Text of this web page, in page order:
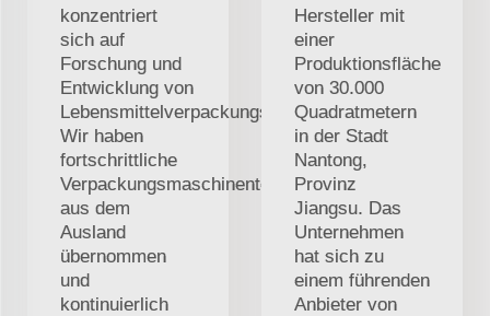
konzentriert
sich auf
Forschung und
Entwicklung von
Lebensmittelverpackungsmaschinen.
Wir haben
fortschrittliche
Verpackungsmaschinentechnologie
aus dem
Ausland
übernommen
und
kontinuierlich
Hersteller mit
einer
Produktionsfläche
von 30.000
Quadratmetern
in der Stadt
Nantong,
Provinz
Jiangsu. Das
Unternehmen
hat sich zu
einem führenden
Anbieter von